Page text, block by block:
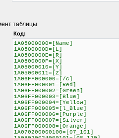
таблицы
Код:
1A05000000=[Name]
1A0500000D=[L]
1A0500000E=[R]
1A0500000F=[X]
1A05000010=[Y]
1A05000011=[Z]
1A06FF000000=[/c]
1A06FF000001=[Red]
1A06FF000002=[Green]
1A06FF000003=[Blue]
1A06FF000004=[Yellow]
1A06FF000005=[l_Blue]
1A06FF000006=[Purple]
1A06FF000007=[Silver]
1A06FF000008=[Orange]
1A070200060100=[07_101]